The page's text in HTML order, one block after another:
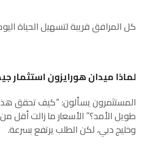
كل المرافق قريبة لتسهيل الحياة
لماذا ميدان هورايزون استثمار
المستثمرون يسألون: “كيف تحقق
طويل الأمد؟” الأسعار ما زالت أقل
وخليج دبي، لكن الطلب يرتفع بسرعة.